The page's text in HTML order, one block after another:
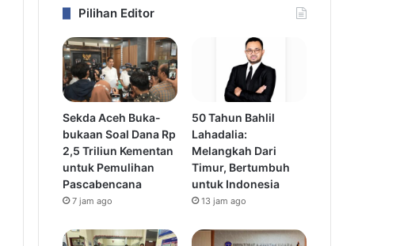
Pilihan Editor
Sekda Aceh Buka-
bukaan Soal Dana Rp
2,5 Triliun Kementan
untuk Pemulihan
Pascabencana
7 jam ago
50 Tahun Bahlil
Lahadalia:
Melangkah Dari
Timur, Bertumbuh
untuk Indonesia
13 jam ago